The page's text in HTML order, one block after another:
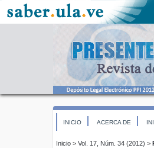
INICIO ACERCA DE
Inicio > Vol. 17, Núm. 34 (2012) >